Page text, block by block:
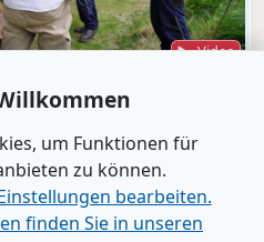
Video
aus dem
wecken"
anzeigen
um Funktionen für
zu können.
bearbeiten.
finden Sie in unseren